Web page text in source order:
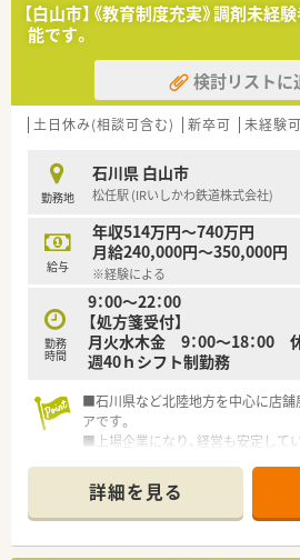
【白山市】《教育制度充実》調剤未経
能です。
検討リストに
土日休み(相談可含む) 新卒可 未経験可
勤務地
石川県 白山市
松任駅 (IRいしかわ鉄道株式会社)
給与
年収514万円～740万円
月給240,000円～350,000円
※経験による
勤務
時間
9：00～22：00
【処方箋受付】
月火水木金 9：00～18：00
週40ｈシフト制勤務
■石川県など北陸地方を中心に店舗
アです。
■上場企業になり、経営も安定してい
詳細を見る